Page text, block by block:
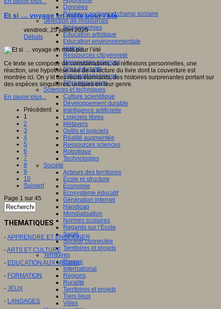
Données
Réseaux sociaux et champ scolaire
Sélection de ressources
Bibliographies
Education artistique
Education environnementale
Histoire
Ressources citoyenneté
Ressources sciences
Sites éducatifs
Sites pédagogiques
Sites ressources
Sciences et techniques
Culture scientifique
Développement durable
Intelligence artificielle
Logiciels libres
Métavers
Outils et logiciels
Réalité augmentée
Ressources sciences
Robotique
Technologies
Société
Acteurs des territoires
Ecole et structure
Economie
Ecosystème éducatif
Génération internet
Handicap
Mondialisation
Normes scolaires
Regards sur l’Ecole
Santé
Société connectée
Territoires et projets
Territoires
Europe
International
Régions
Ruralité
Territoires et projets
Tiers lieux
Villes
Et si … voyage en mots pour l’été
vendredi, 25 juillet 2025
Débats
Ce texte se compose de considérations, de réflexions personnelles, une
réaction, une hypothèse née de la lecture du livre dont la couverture est
montrée ici. On y lit des récits étonnants, des histoires surprenantes portant sur
des espèces singulières, uniques en leur genre.
En savoir plus...
Précédent
1
2
3
4
5
6
7
8
9
10
Suivant
Page 1 sur 45
THEMATIQUES
- APPRENDRE ET ENSEIGNER
-ARTS ET CULTURE
- EDUCATION AUX MEDIAS
- FORMATION
- JEUX
- LANGAGES